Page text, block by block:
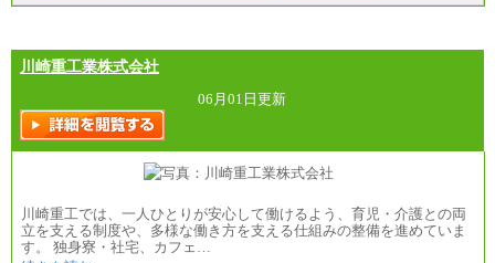
川崎重工業株式会社
06月01日更新
川崎重工では、一人ひとりが安心して働けるよう、育児・介護との両
立を支える制度や、多様な働き方を支える仕組みの整備を進めていま
す。 独身寮・社宅、カフェ…